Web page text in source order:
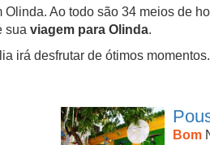
Ao todo são 34 meios de
sua viagem para Olinda.
irá desfrutar de ótimos momentos.
Bom